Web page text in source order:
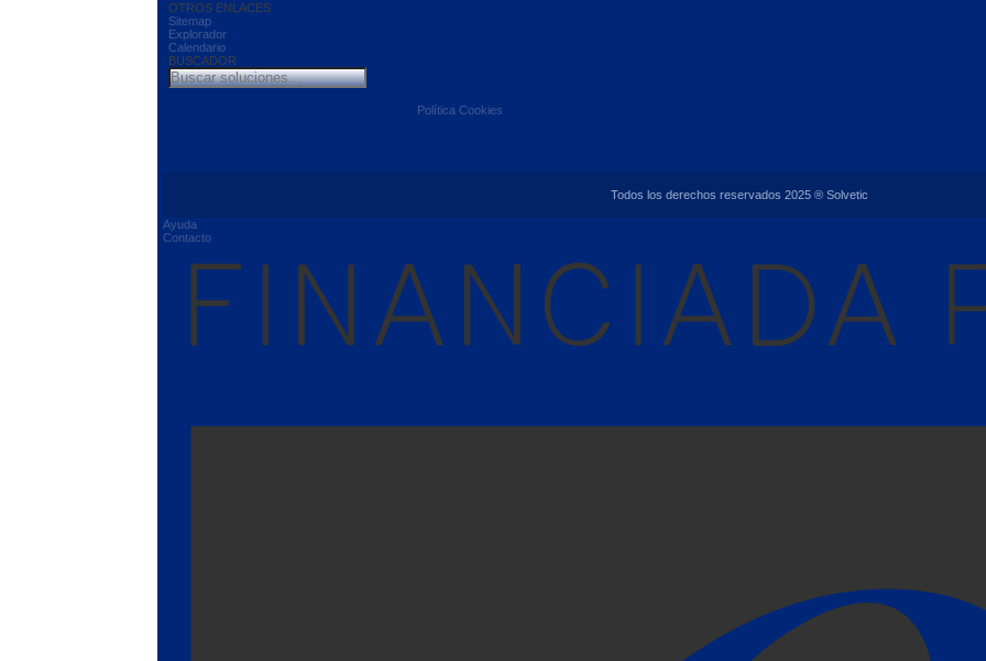
OTROS ENLACES
Sitemap
Explorador
Calendario
BUSCADOR
Política Cookies
Todos los derechos reservados 2025 ® Solvetic
Ayuda
Contacto